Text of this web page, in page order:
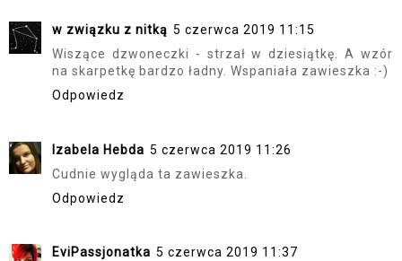
w związku z nitką 5 czerwca 2019 11:15
Wiszące dzwoneczki - strzał w dziesiątkę. A wzór
na skarpetkę bardzo ładny. Wspaniała zawieszka :-)
Odpowiedz
Izabela Hebda 5 czerwca 2019 11:26
Cudnie wygląda ta zawieszka.
Odpowiedz
EviPassjonatka 5 czerwca 2019 11:37